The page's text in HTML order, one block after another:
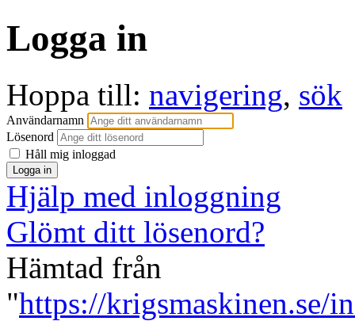
Logga in
Hoppa till: navigering, sök
Användarnamn
Lösenord
Håll mig inloggad
Hjälp med inloggning
Glömt ditt lösenord?
Hämtad från
"https://krigsmaskinen.se/